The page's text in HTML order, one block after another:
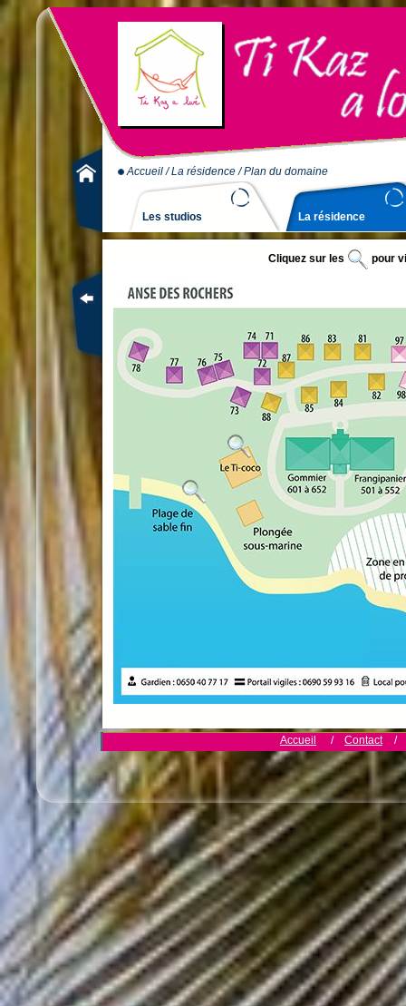
Accueil/La résidence/ Plan du domaine
Les studios La résidence
La résidence
Cliquez sur les pour
Accueil / Contact /